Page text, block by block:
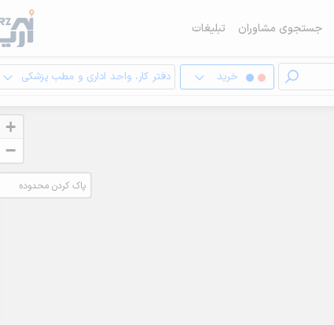
جستجوی مشاوران تبلیغات
خرید دفتر کار، واحد اداری و مطب پزشکی
+
−
پاک کردن محدوده